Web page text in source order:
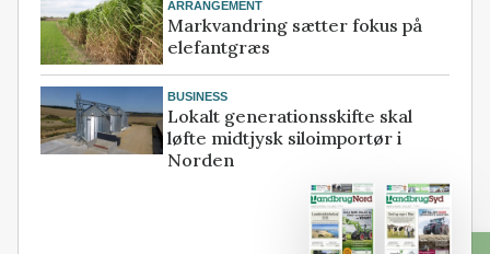
ARRANGEMENT
Markvandring sætter fokus på
elefantgræs
BUSINESS
Lokalt generationsskifte skal
løfte midtjysk siloimportør i
Norden